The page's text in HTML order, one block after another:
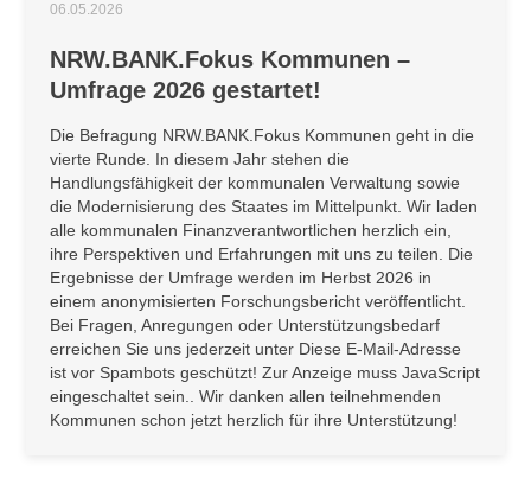
06.05.2026
NRW.BANK.Fokus Kommunen –
Umfrage 2026 gestartet!
Die Befragung NRW.BANK.Fokus Kommunen geht in die
vierte Runde. In diesem Jahr stehen die
Handlungsfähigkeit der kommunalen Verwaltung sowie
die Modernisierung des Staates im Mittelpunkt. Wir laden
alle kommunalen Finanzverantwortlichen herzlich ein,
ihre Perspektiven und Erfahrungen mit uns zu teilen. Die
Ergebnisse der Umfrage werden im Herbst 2026 in
einem anonymisierten Forschungsbericht veröffentlicht.
Bei Fragen, Anregungen oder Unterstützungsbedarf
erreichen Sie uns jederzeit unter Diese E-Mail-Adresse
ist vor Spambots geschützt! Zur Anzeige muss JavaScript
eingeschaltet sein.. Wir danken allen teilnehmenden
Kommunen schon jetzt herzlich für ihre Unterstützung!